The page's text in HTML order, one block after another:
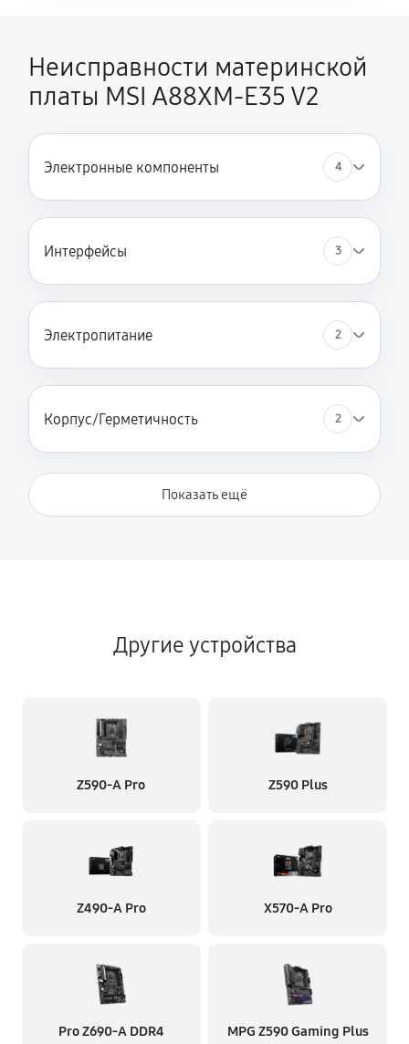
Неисправности материнской
платы MSI A88XM-E35 V2
Электронные компоненты 4
Интерфейсы 3
Электропитание 2
Корпус/Герметичность 2
Показать ещё
Другие устройства
Z590-A Pro Z590 Plus
Z490-A Pro X570-A Pro
Pro Z690-A DDR4 MPG Z590 Gaming Plus